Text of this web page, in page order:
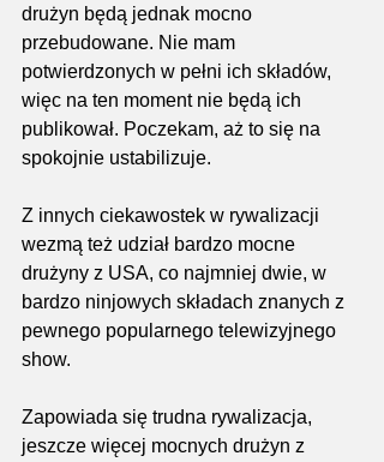
drużyn będą jednak mocno
przebudowane. Nie mam
potwierdzonych w pełni ich składów,
więc na ten moment nie będą ich
publikował. Poczekam, aż to się na
spokojnie ustabilizuje.
Z innych ciekawostek w rywalizacji
wezmą też udział bardzo mocne
drużyny z USA, co najmniej dwie, w
bardzo ninjowych składach znanych z
pewnego popularnego telewizyjnego
show.
Zapowiada się trudna rywalizacja,
jeszcze więcej mocnych drużyn z